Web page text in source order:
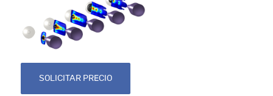
SOLICITAR PRECIO